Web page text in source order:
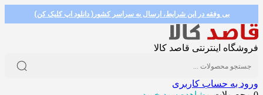
بی وفقه در این شرایط، ارسال به سراسر کشور( دانلود اپ کلیک کن)
فروشگاه اینترنتی قاصد کالا
ورود به حساب کاربری